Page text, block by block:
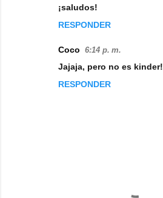
¡saludos!
RESPONDER
Coco 6:14 p. m.
Jajaja, pero no es kinder!
RESPONDER